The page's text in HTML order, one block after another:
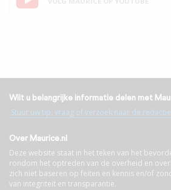
Wilt u belangrijke informatie delen met
Stuur uw tip, vraag of verzoek naar de redactie
Over Maurice.nl
Deze website staat in het teken van het
rondom het optreden van de overheid en
zich niet baseren op feiten en kennis en/of
van integriteit en transparantie.